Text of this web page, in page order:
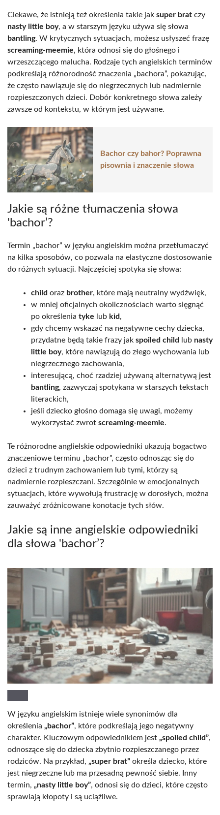
Ciekawe, że istnieją też określenia takie jak super brat czy
nasty little boy, a w starszym języku używa się słowa
bantling. W krytycznych sytuacjach, możesz usłyszeć frazę
screaming-meemie, która odnosi się do głośnego i
wrzeszczącego malucha. Rodzaje tych angielskich terminów
podkreślają różnorodność znaczenia „bachora”, pokazując,
że często nawiązuje się do niegrzecznych lub nadmiernie
rozpieszczonych dzieci. Dobór konkretnego słowa zależy
zawsze od kontekstu, w którym jest używane.
Bachor czy bahor? Poprawna
pisownia i znaczenie słowa
Jakie są różne tłumaczenia słowa
'bachor’?
Termin „bachor” w języku angielskim można przetłumaczyć
na kilka sposobów, co pozwala na elastyczne dostosowanie
do różnych sytuacji. Najczęściej spotyka się słowa:
child oraz brother, które mają neutralny wydźwięk,
w mniej oficjalnych okolicznościach warto sięgnąć
po określenia tyke lub kid,
gdy chcemy wskazać na negatywne cechy dziecka,
przydatne będą takie frazy jak spoiled child lub nasty
little boy, które nawiązują do złego wychowania lub
niegrzecznego zachowania,
interesującą, choć rzadziej używaną alternatywą jest
bantling, zazwyczaj spotykana w starszych tekstach
literackich,
jeśli dziecko głośno domaga się uwagi, możemy
wykorzystać zwrot screaming-meemie.
Te różnorodne anglielskie odpowiedniki ukazują bogactwo
znaczeniowe terminu „bachor”, często odnosząc się do
dzieci z trudnym zachowaniem lub tymi, którzy są
nadmiernie rozpieszczani. Szczególnie w emocjonalnych
sytuacjach, które wywołują frustrację w dorosłych, można
zauważyć zróżnicowane konotacje tych słów.
Jakie są inne angielskie odpowiedniki
dla słowa 'bachor’?
W języku angielskim istnieje wiele synonimów dla
określenia „bachor”, które podkreślają jego negatywny
charakter. Kluczowym odpowiednikiem jest „spoiled child”,
odnoszące się do dziecka zbytnio rozpieszczanego przez
rodziców. Na przykład, „super brat” określa dziecko, które
jest niegrzeczne lub ma przesadną pewność siebie. Inny
termin, „nasty little boy”, odnosi się do dzieci, które często
sprawiają kłopoty i są uciążliwe.